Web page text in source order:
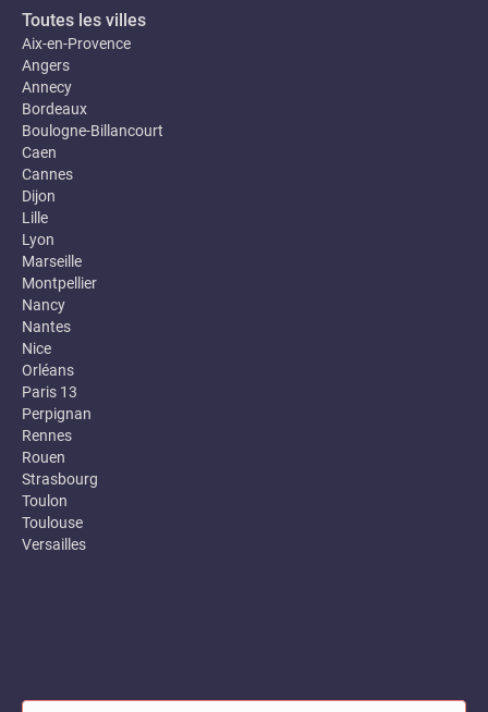
Toutes les villes
Aix-en-Provence
Angers
Annecy
Bordeaux
Boulogne-Billancourt
Caen
Cannes
Dijon
Lille
Lyon
Marseille
Montpellier
Nancy
Nantes
Nice
Orléans
Paris 13
Perpignan
Rennes
Rouen
Strasbourg
Toulon
Toulouse
Versailles